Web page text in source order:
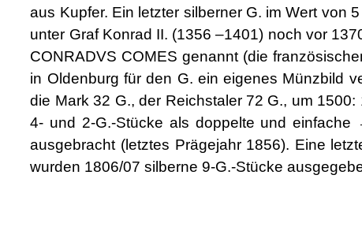
aus Kupfer. Ein letzter silberner G. im Wert von
unter Graf Konrad II. (1356 –1401) noch vor
CONRADVS COMES genannt (die
in Oldenburg für den G. ein eigenes Münzbild
die Mark 32 G., der Reichstaler 72 G., um
4- und 2-G.-Stücke als doppelte und einfache
ausgebracht (letztes Prägejahr 1856). Eine
wurden 1806/07 silberne 9-G.-Stücke